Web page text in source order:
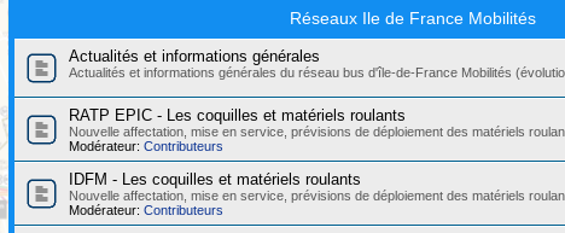
Réseaux Ile de France Mobilités
Actualités et informations générales
Actualités et informations générales du réseau bus d'île-de-France Mobilités
RATP EPIC - Les coquilles et matériels roulants
Nouvelle affectation, mise en service, prévisions de déploiement des matériels
Modérateur: Contributeurs
IDFM - Les coquilles et matériels roulants
Nouvelle affectation, mise en service, prévisions de déploiement des matériels
Modérateur: Contributeurs